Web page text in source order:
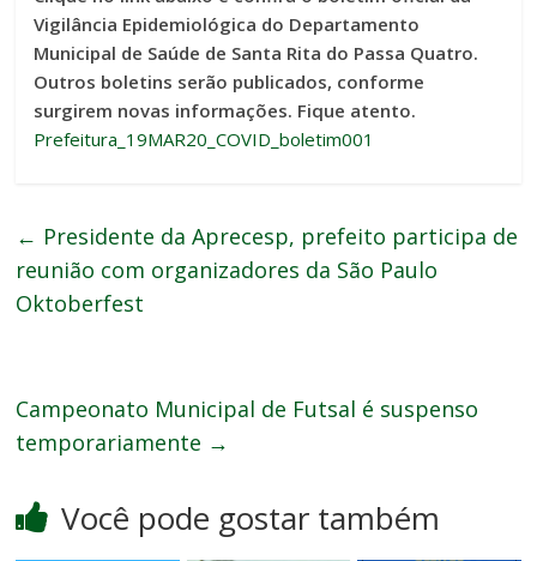
Vigilância Epidemiológica do Departamento
Municipal de Saúde de Santa Rita do Passa Quatro.
Outros boletins serão publicados, conforme
surgirem novas informações. Fique atento.
Prefeitura_19MAR20_COVID_boletim001
← Presidente da Aprecesp, prefeito participa de
reunião com organizadores da São Paulo
Oktoberfest
Campeonato Municipal de Futsal é suspenso
temporariamente →
Você pode gostar também